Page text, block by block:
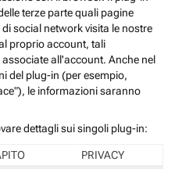
terze parte quali pagine
social network visita le nostre
proprio account, tali
all'account. Anche nel
del plug-in (per esempio,
le informazioni saranno
dettagli sui singoli plug-in:
PRIVACY